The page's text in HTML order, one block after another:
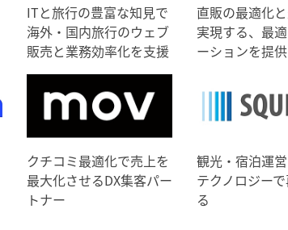
ITと旅行の豊富な知見で
海外・国内旅行のウェブ
販売と業務効率化を支援
直販の最適化
実現する、最
ーションを提供
クチコミ最適化で売上を
最大化させるDX集客パー
トナー
観光・宿泊運
テクノロジー
る